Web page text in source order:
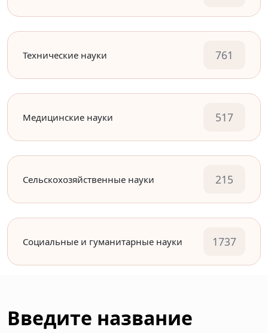
Технические науки 761
Медицинские науки 517
Сельскохозяйственные науки 215
Социальные и гуманитарные науки 1737
Введите название